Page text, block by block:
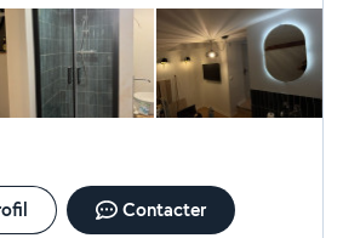
appartements, ainsi que des
soigneux et à l'écoute, je mets
fournir un travail de qualité et à
N'hésitez pas à me contacter
projet : je vous répondrai
Contacter